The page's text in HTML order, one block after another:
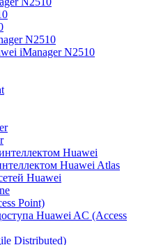
N2510
iManager N2510
Huawei
Huawei Atlas
Huawei
Point)
Huawei AC (Access
Distributed)